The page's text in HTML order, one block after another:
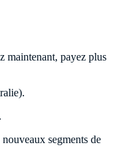
maintenant, payez plus
segments de